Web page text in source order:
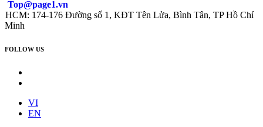
Top@page1.vn
HCM: 174-176 Đường số 1, KĐT Tên Lửa, Bình Tân, TP Hồ Chí
Minh
FOLLOW US
VI
EN